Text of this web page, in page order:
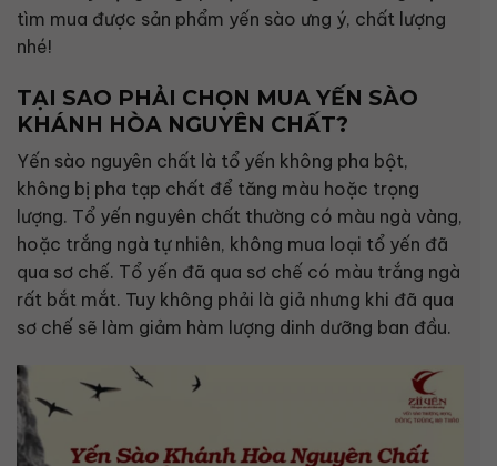
tìm mua được sản phẩm yến sào ưng ý, chất lượng
nhé!
TẠI SAO PHẢI CHỌN MUA YẾN SÀO
KHÁNH HÒA NGUYÊN CHẤT?
Yến sào nguyên chất là tổ yến không pha bột,
không bị pha tạp chất để tăng màu hoặc trọng
lượng. Tổ yến nguyên chất thường có màu ngà vàng,
hoặc trắng ngà tự nhiên, không mua loại tổ yến đã
qua sơ chế. Tổ yến đã qua sơ chế có màu trắng ngà
rất bắt mắt. Tuy không phải là giả nhưng khi đã qua
sơ chế sẽ làm giảm hàm lượng dinh dưỡng ban đầu.